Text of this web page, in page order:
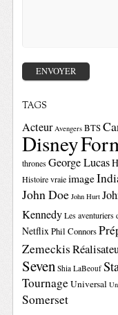
TAGS
Acteur Avengers BTS
Disney
thrones George Lucas
Histoire vraie image
John Doe John Hurt
Kennedy Les aventuriers
NetflixPhil Connors
Zemeckis
Seven Shia LaBeouf
TournageUniversal
Somerset